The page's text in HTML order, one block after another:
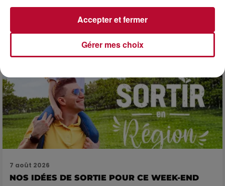
7 août 2026
NOS IDÉES DE SORTIE POUR CE WEEK-END
Gérer mes choix
Accepter et fermer